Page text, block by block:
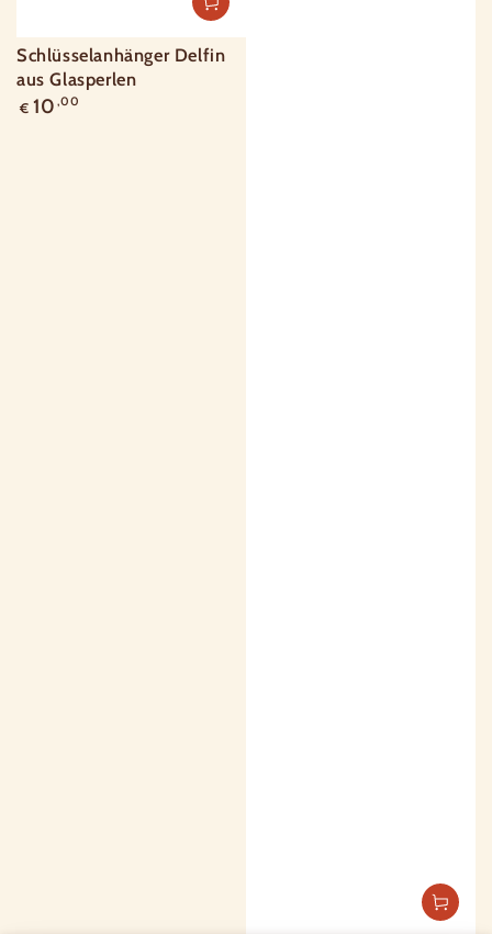
Schlüsselanhänger Delfin
aus Glasperlen
Regulärer
€ 10 ,00